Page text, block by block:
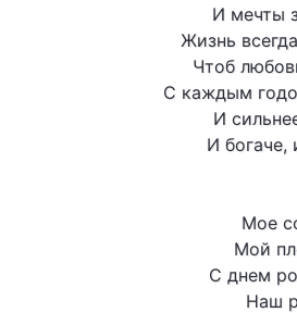
И мечты
Жизнь
Чтоб
С каждым
И
И богаче,
Мое
Мой
С днем
Наш